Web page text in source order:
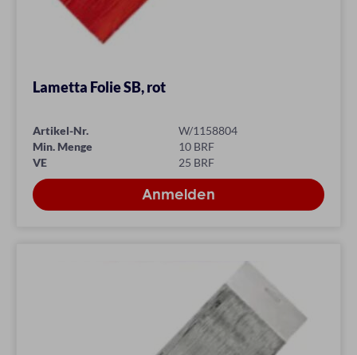
Lametta Folie SB, rot
Artikel-Nr.
W/1158804
Min. Menge
10 BRF
VE
25 BRF